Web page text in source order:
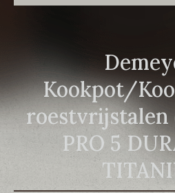
Kookpot/
roestvrijstalen
PRO 5